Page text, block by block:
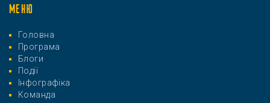
МЕНЮ
Головна
Програма
Блоги
Події
Інфографіка
Команда